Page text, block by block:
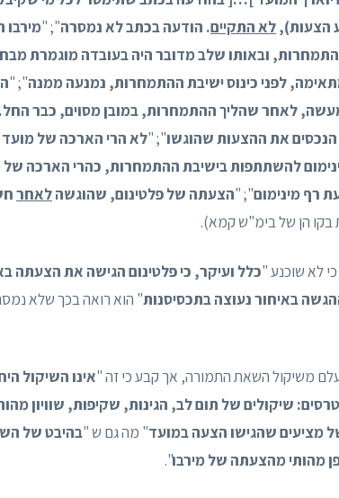
הצעות),לא התקיים. הודעה בכתב לא נמסרה"; "
ובאותו שלב מדובר היה בעובדה מוגמרת
לפני כינוס ישיבת ההתמחרות, נמנעה ממנה"; "
לאחר שהליך ההתמחרות, במובן מסוים, כבר החל.
את ההצעות שהוגשו"; "לא הרי הארכה של
להשתתפות בישיבת ההתמחרות, כהרי הארכה
רף מינימום"; "הצעתה של פלטינום, שהוגשהלאחר
בקו הן של בימ"ש קמא).
לא שוכנע "כלל ועיקר, כי פלטינום הגישה את הצעתה
באיחור נעוצה בתכסיסנות" הוא רואה בכך שלא
משיקול השאת התמורה, אך קבע כי זה "אינו השיקול
שיקולים של תום לב, הגינות, שקיפות, שוויון
מציעים שהגישו הצעה במועד" מה גם ש "בהיבט של
מהותי מהצעתה של מירבו".